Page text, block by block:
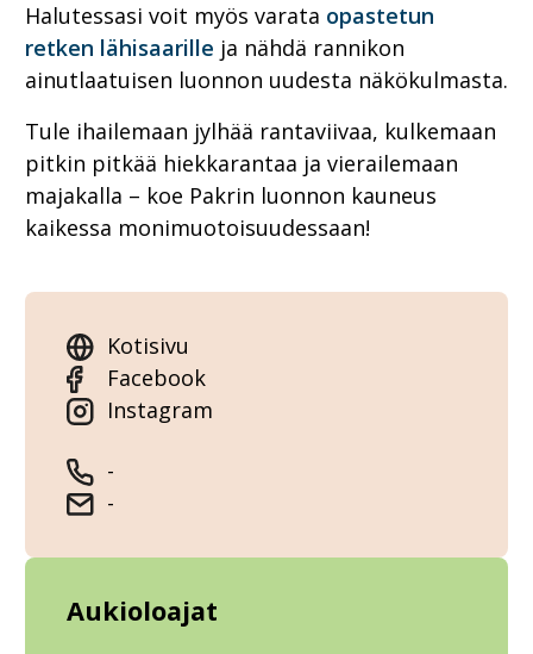
Halutessasi voit myös varata opastetun
retken lähisaarille ja nähdä rannikon
ainutlaatuisen luonnon uudesta näkökulmasta.
Tule ihailemaan jylhää rantaviivaa, kulkemaan
pitkin pitkää hiekkarantaa ja vierailemaan
majakalla – koe Pakrin luonnon kauneus
kaikessa monimuotoisuudessaan!
Kotisivu
Facebook
Instagram
-
-
Aukioloajat